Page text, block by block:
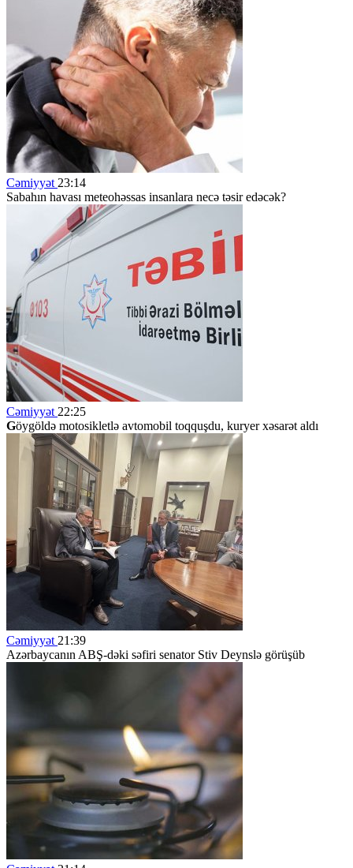
Cəmiyyət 23:14
Sabahın havası meteohəssas insanlara necə təsir edəcək?
Cəmiyyət 22:25
Göygöldə motosikletlə avtomobil toqquşdu, kuryer xəsarət aldı
Cəmiyyət 21:39
Azərbaycanın ABŞ-dəki səfiri senator Stiv Deynslə görüşüb